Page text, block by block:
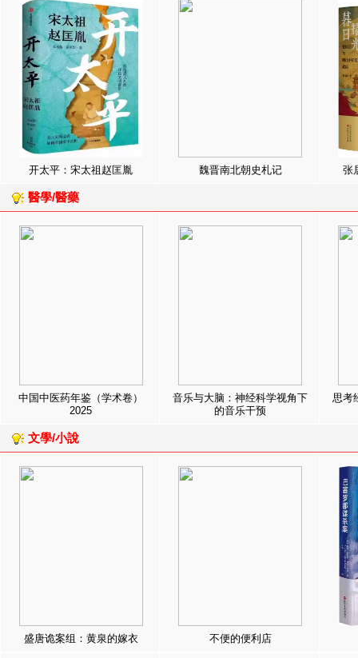
开太平：宋太祖赵匡胤 魏晋南北朝史札记 张
醫學/醫藥
中国中医药年鉴（学术卷）
2025
音乐与大脑：神经科学视角下
的音乐干预
思考
文學/小說
盛唐诡案组：黄泉的嫁衣 不便的便利店